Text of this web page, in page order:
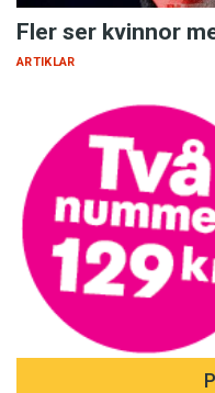
Fler ser kvinnor
ARTIKLAR